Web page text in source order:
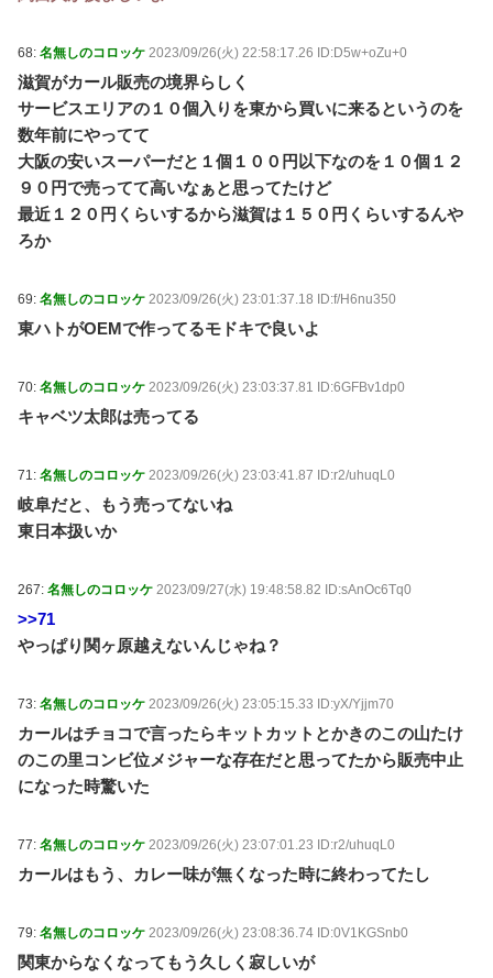
68: 名無しのコロッケ 2023/09/26(火) 22:58:17.26 ID:D5w+oZu+0
滋賀がカール販売の境界らしく
サービスエリアの１０個入りを東から買いに来るというのを
数年前にやってて
大阪の安いスーパーだと１個１００円以下なのを１０個１２
９０円で売ってて高いなぁと思ってたけど
最近１２０円くらいするから滋賀は１５０円くらいするんや
ろか
69: 名無しのコロッケ 2023/09/26(火) 23:01:37.18 ID:f/H6nu350
東ハトがOEMで作ってるモドキで良いよ
70: 名無しのコロッケ 2023/09/26(火) 23:03:37.81 ID:6GFBv1dp0
キャベツ太郎は売ってる
71: 名無しのコロッケ 2023/09/26(火) 23:03:41.87 ID:r2/uhuqL0
岐阜だと、もう売ってないね
東日本扱いか
267: 名無しのコロッケ 2023/09/27(水) 19:48:58.82 ID:sAnOc6Tq0
>>71
やっぱり関ヶ原越えないんじゃね？
73: 名無しのコロッケ 2023/09/26(火) 23:05:15.33 ID:yX/Yjjm70
カールはチョコで言ったらキットカットとかきのこの山たけ
のこの里コンビ位メジャーな存在だと思ってたから販売中止
になった時驚いた
77: 名無しのコロッケ 2023/09/26(火) 23:07:01.23 ID:r2/uhuqL0
カールはもう、カレー味が無くなった時に終わってたし
79: 名無しのコロッケ 2023/09/26(火) 23:08:36.74 ID:0V1KGSnb0
関東からなくなってもう久しく寂しいが